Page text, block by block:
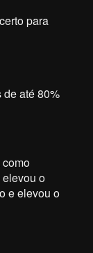
para
de até 80%
o
e elevou o